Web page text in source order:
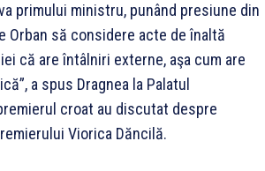
primului ministru, punând presiune din
Orban să considere acte de înaltă
că are întâlniri externe, aşa cum are
a spus Dragnea la Palatul
croat au discutat despre
Viorica Dăncilă.